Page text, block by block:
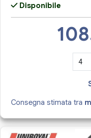
Disponibile
Consegna stimata tra